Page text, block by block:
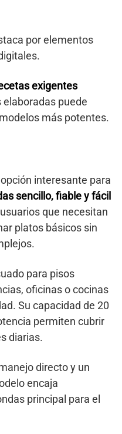
por elementos
exigentes
puede
más potentes.
interesante para
sencillo, fiable y fácil
que necesitan
platos básicos sin
para pisos
oficinas o cocinas
Su capacidad de 20
permiten cubrir
diarias.
directo y un
encaja
principal para el